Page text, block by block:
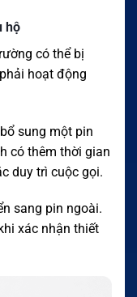
hộ
có thể bị
hoạt động
sung một pin
có thêm thời gian
duy trì cuộc gọi.
sang pin ngoài.
xác nhận thiết